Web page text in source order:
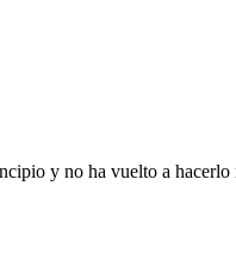
y no ha vuelto a hacerlo